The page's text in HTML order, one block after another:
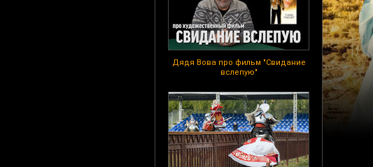
Дядя Вова про фильм "Свидание
вслепую"